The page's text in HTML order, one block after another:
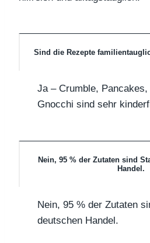
Sind die Rezepte
Ja – Crumble,
Gnocchi sind sehr
Nein, 95 % der Zutaten sind
Handel.
Nein, 95 % der Zutaten
deutschen Handel.